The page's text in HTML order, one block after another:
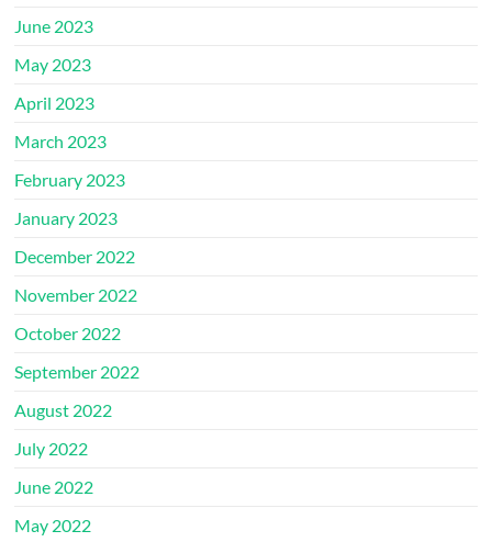
June 2023
May 2023
April 2023
March 2023
February 2023
January 2023
December 2022
November 2022
October 2022
September 2022
August 2022
July 2022
June 2022
May 2022